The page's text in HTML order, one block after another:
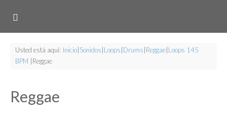
Usted está aquí: Inicio Sonidos Loops Drums Reggae Loops 145
BPM
Reggae
Reggae